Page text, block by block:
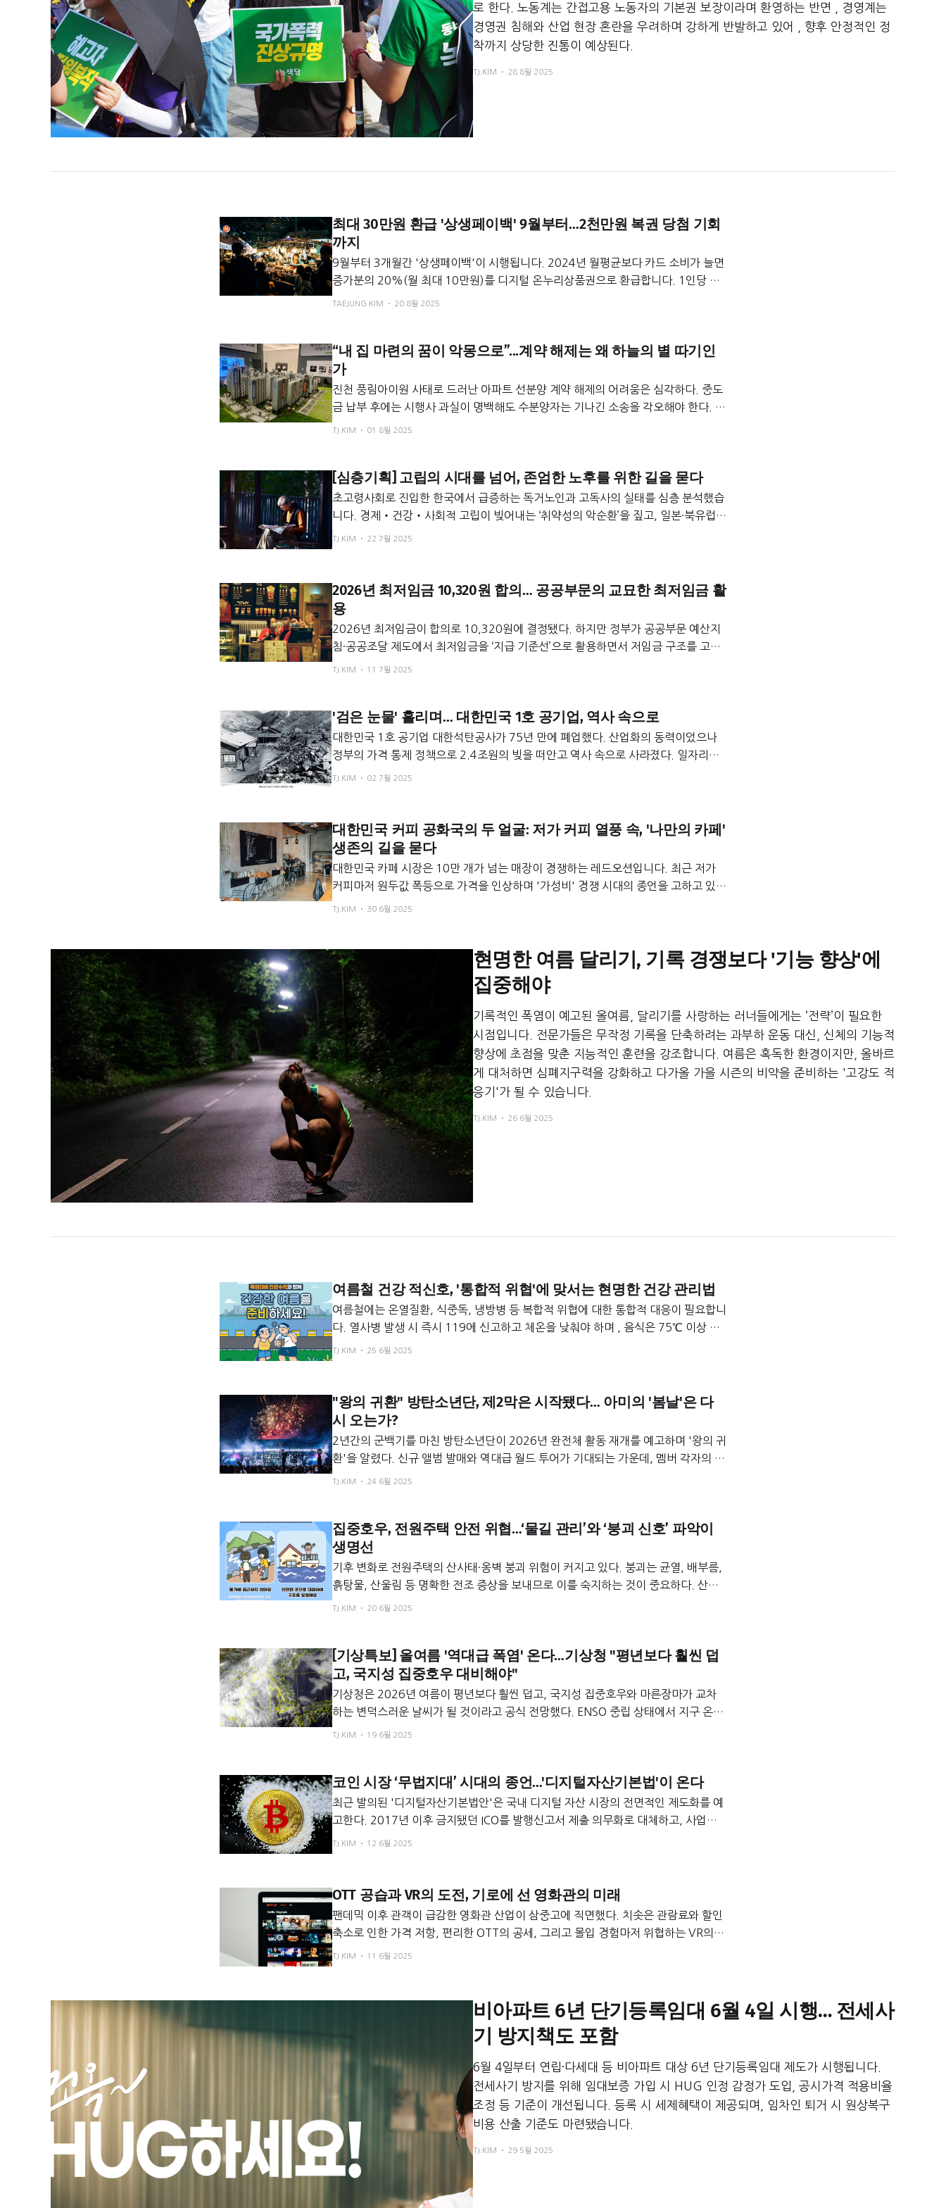
로 한다. 노동계는 간접고용 노동자의 기본권 보장이라며 환영하는 반면 , 경영계는
경영권 침해와 산업 현장 혼란을 우려하며 강하게 반발하고 있어 , 향후 안정적인 정
착까지 상당한 진통이 예상된다.
TJ.KIM 28 8월 2025
최대 30만원 환급 '상생페이백' 9월부터…2천만원 복권 당첨 기회
까지
9월부터 3개월간 '상생페이백'이 시행됩니다. 2024년 월평균보다 카드 소비가 늘면
증가분의 20%(월 최대 10만원)를 디지털 온누리상품권으로 환급합니다. 1인당 총
30만원 한도이며, 2천만원 상생소비복권 당첨 기회도 주어집니다. 신청은 9월 15일
TAEJUNG KIM 20 8월 2025
“내 집 마련의 꿈이 악몽으로”...계약 해제는 왜 하늘의 별 따기인
가
진천 풍림아이원 사태로 드러난 아파트 선분양 계약 해제의 어려움은 심각하다. 중도
금 납부 후에는 시행사 과실이 명백해도 수분양자는 기나긴 소송을 각오해야 한다. 특
히 수분양자 과실로 해제 시 계약금 포기는 물론, 대납된 중도금 이자에 법정이자까지
철저히 검증하는 것만이 유일한 예방책이라고 강조한다.
TJ.KIM 01 8월 2025
[심층기획] 고립의 시대를 넘어, 존엄한 노후를 위한 길을 묻다
초고령사회로 진입한 한국에서 급증하는 독거노인과 고독사의 실태를 심층 분석했습
니다. 경제‧건강‧사회적 고립이 빚어내는 ‘취약성의 악순환’을 짚고, 일본·북유럽
사례를 통해 ‘시설’이 아닌 ‘주거’ 중심의 통합 돌봄 시스템이 필요함을 제언합니다.
TJ.KIM 22 7월 2025
2026년 최저임금 10,320원 합의… 공공부문의 교묘한 최저임금 활
용
2026년 최저임금이 합의로 10,320원에 결정됐다. 하지만 정부가 공공부문 예산지
침·공공조달 제도에서 최저임금을 ‘지급 기준선’으로 활용하면서 저임금 구조를 고착
화한다는 비판이 커지고 있다. 최저임금이 진정한 생활임금이 되기 위해서는 정부의
TJ.KIM 11 7월 2025
'검은 눈물' 흘리며… 대한민국 1호 공기업, 역사 속으로
대한민국 1호 공기업 대한석탄공사가 75년 만에 폐업했다. 산업화의 동력이었으나
정부의 가격 통제 정책으로 2.4조원의 빚을 떠안고 역사 속으로 사라졌다. 일자리를
잃은 노동자들의 슬픔과 지역 소멸 위기 속에서, 부채 처리와 정의로운 전환, 산업 유
TJ.KIM 02 7월 2025
대한민국 커피 공화국의 두 얼굴: 저가 커피 열풍 속, '나만의 카페'
생존의 길을 묻다
대한민국 카페 시장은 10만 개가 넘는 매장이 경쟁하는 레드오션입니다. 최근 저가
커피마저 원두값 폭등으로 가격을 인상하며 '가성비' 경쟁 시대의 종언을 고하고 있습
니다. 이로 인해 차별성 없는 개인 카페는 낮은 생존율과 높은 비용, 수익성 악화라는
것입니다. 철저한 원가 관리와 브랜딩을 통해 '가심비'를 공략하는 것이 성공의 열쇠
입니다.
TJ.KIM 30 6월 2025
현명한 여름 달리기, 기록 경쟁보다 '기능 향상'에
집중해야
기록적인 폭염이 예고된 올여름, 달리기를 사랑하는 러너들에게는 ‘전략’이 필요한
시점입니다. 전문가들은 무작정 기록을 단축하려는 과부하 운동 대신, 신체의 기능적
향상에 초점을 맞춘 지능적인 훈련을 강조합니다. 여름은 혹독한 환경이지만, 올바르
게 대처하면 심폐지구력을 강화하고 다가올 가을 시즌의 비약을 준비하는 '고강도 적
응기'가 될 수 있습니다.
TJ.KIM 26 6월 2025
여름철 건강 적신호, '통합적 위협'에 맞서는 현명한 건강 관리법
여름철에는 온열질환, 식중독, 냉방병 등 복합적 위협에 대한 통합적 대응이 필요합니
다. 열사병 발생 시 즉시 119에 신고하고 체온을 낮춰야 하며 , 음식은 75℃ 이상 가
열하고 교차오염을 막아야 합니다. 실내외 온도차는 5~6℃ 이내로 유지하고 주기적
TJ.KIM 25 6월 2025
"왕의 귀환" 방탄소년단, 제2막은 시작됐다… 아미의 '봄날'은 다
시 오는가?
2년간의 군백기를 마친 방탄소년단이 2026년 완전체 활동 재개를 예고하며 '왕의 귀
환'을 알렸다. 신규 앨범 발매와 역대급 월드 투어가 기대되는 가운데, 멤버 각자의 개
성을 살린 솔로 활동도 '따로 또 같이' 전략으로 계속된다. 이들의 복귀는 하이브의 폭
TJ.KIM 24 6월 2025
집중호우, 전원주택 안전 위협…‘물길 관리’와 ‘붕괴 신호’ 파악이
생명선
기후 변화로 전원주택의 산사태·옹벽 붕괴 위험이 커지고 있다. 붕괴는 균열, 배부름,
흙탕물, 산울림 등 명확한 전조 증상을 보내므로 이를 숙지하는 것이 중요하다. 산사
태정보시스템으로 위험도를 미리 확인하고 , 위험 징후 감지 시 ‘선대피 후신고’ 원칙
TJ.KIM 20 6월 2025
[기상특보] 올여름 '역대급 폭염' 온다…기상청 "평년보다 훨씬 덥
고, 국지성 집중호우 대비해야"
기상청은 2026년 여름이 평년보다 훨씬 덥고, 국지성 집중호우와 마른장마가 교차
하는 변덕스러운 날씨가 될 것이라고 공식 전망했다. ENSO 중립 상태에서 지구 온난
화 추세가 더해져 강력한 폭염이 예상되며, 장마철 강수 변동성도 매우 클 것으로 보
TJ.KIM 19 6월 2025
코인 시장 ‘무법지대’ 시대의 종언…'디지털자산기본법'이 온다
최근 발의된 '디지털자산기본법안'은 국내 디지털 자산 시장의 전면적인 제도화를 예
고한다. 2017년 이후 금지됐던 ICO를 발행신고서 제출 의무화로 대체하고, 사업자
를 인가·등록제로 규율하며, 독립된 위원회가 상장을 심사한다. 이는 시장 투명성을
계는 새로운 규제 환경 적응이라는 큰 도전에 직면했다.
TJ.KIM 12 6월 2025
OTT 공습과 VR의 도전, 기로에 선 영화관의 미래
팬데믹 이후 관객이 급감한 영화관 산업이 삼중고에 직면했다. 치솟은 관람료와 할인
축소로 인한 가격 저항, 편리한 OTT의 공세, 그리고 몰입 경험마저 위협하는 VR의
등장이 원인이다. 영화관들은 프리미엄화와 M&A로 대응 중이나, 대체 불가능한 가
TJ.KIM 11 6월 2025
비아파트 6년 단기등록임대 6월 4일 시행… 전세사
기 방지책도 포함
6월 4일부터 연립·다세대 등 비아파트 대상 6년 단기등록임대 제도가 시행됩니다.
전세사기 방지를 위해 임대보증 가입 시 HUG 인정 감정가 도입, 공시가격 적용비율
조정 등 기준이 개선됩니다. 등록 시 세제혜택이 제공되며, 임차인 퇴거 시 원상복구
비용 산출 기준도 마련됐습니다.
TJ.KIM 29 5월 2025